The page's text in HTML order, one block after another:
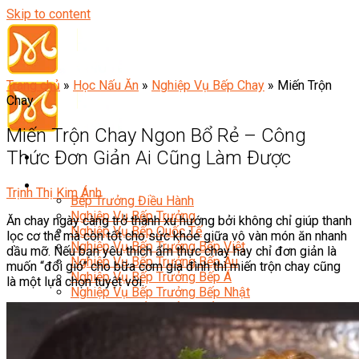
Skip to content
Đầu Bếp
Bếp Trưởng Điều Hành
Nghiệp Vụ Bếp Trưởng
Nghiệp Vụ Bếp Quốc Tế
Nghiệp Vụ Bếp Trưởng Bếp Việt
Nghiệp Vụ Bếp Trưởng Bếp Âu
Nghiệp Vụ Bếp Trưởng Bếp Á
Nghiệp Vụ Bếp Trưởng Bếp Nhật
Nghiệp Vụ Bếp Trưởng Bếp Hoa
Nghiệp Vụ Bếp Hàn
Nghiệp Vụ Bếp Chay
Trang chủ » Học Nấu Ăn » Nghiệp Vụ Bếp Chay » Miến Trộn
Chay
Miến Trộn Chay Ngon Bổ Rẻ – Công
Thức Đơn Giản Ai Cũng Làm Được
Trịnh Thị Kim Ánh
Ăn chay ngày càng trở thành xu hướng bởi không chỉ giúp thanh
lọc cơ thể mà còn tốt cho sức khỏe giữa vô vàn món ăn nhanh
dầu mỡ. Nếu bạn yêu thích ẩm thực chay hay chỉ đơn giản là
muốn “đổi gió” cho bữa cơm gia đình thì miến trộn chay cũng
là một lựa chọn tuyệt vời.